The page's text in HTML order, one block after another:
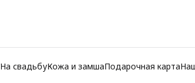
На свадьбуКожа и замшаПодарочная карта